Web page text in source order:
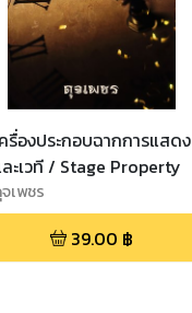
รื่องประกอบฉากการแสดง
ะเวที / Stage Property
เพชร
39.00 ฿